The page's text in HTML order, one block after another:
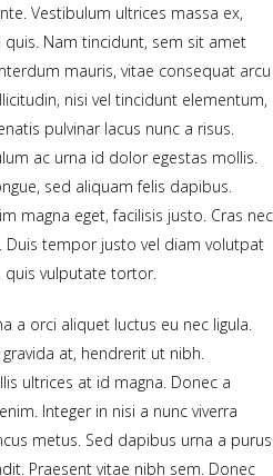
Vestibulum ultrices massa ex,
Nam tincidunt, sem sit amet
mauris, vitae consequat arcu
nisi vel tincidunt elementum,
pulvinar lacus nunc a risus.
ac urna id dolor egestas mollis.
sed aliquam felis dapibus.
magna eget, facilisis justo. Cras nec
Duis tempor justo vel diam volutpat
vulputate tortor.
a orci aliquet luctus eu nec ligula.
at, hendrerit ut nibh.
ultrices at id magna. Donec a
Integer in nisi a nunc viverra
metus. Sed dapibus urna a purus
Praesent vitae nibh sem. Donec